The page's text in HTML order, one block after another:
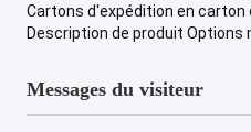
Cartons d'expédition en
Description de produit Options
Messages du visiteur